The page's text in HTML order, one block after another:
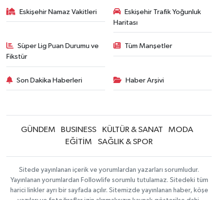
Eskişehir Namaz Vakitleri
Eskişehir Trafik Yoğunluk
Haritası
Süper Lig Puan Durumu ve
Fikstür
Tüm Manşetler
Son Dakika Haberleri Haber Arşivi
GÜNDEM BUSINESS KÜLTÜR & SANAT
MODA
EĞİTİM
SAĞLIK & SPOR
Sitede yayınlanan içerik ve yorumlardan yazarları sorumludur.
Yayınlanan yorumlardan Followlife sorumlu tutulamaz. Sitedeki tüm
harici linkler ayrı bir sayfada açılır. Sitemizde yayınlanan haber, köşe